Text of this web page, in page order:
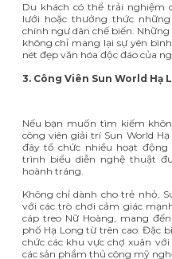
Du khách có thể trải nghiệm
lưới hoặc thưởng thức
chính ngư dân chế biến.
không chỉ mang lại sự yên
nét đẹp văn hóa độc đáo của
3. Công Viên Sun World Hạ
Nếu bạn muốn tìm kiếm
công viên giải trí Sun World
đây tổ chức nhiều hoạt động
trình biểu diễn nghệ thuật
hoành tráng.
Không chỉ dành cho trẻ nhỏ,
với các trò chơi cảm giác
cáp treo Nữ Hoàng, mang
phố Hạ Long từ trên cao. Đặc
chức các khu vực chợ xuân
các sản phẩm thủ công mỹ